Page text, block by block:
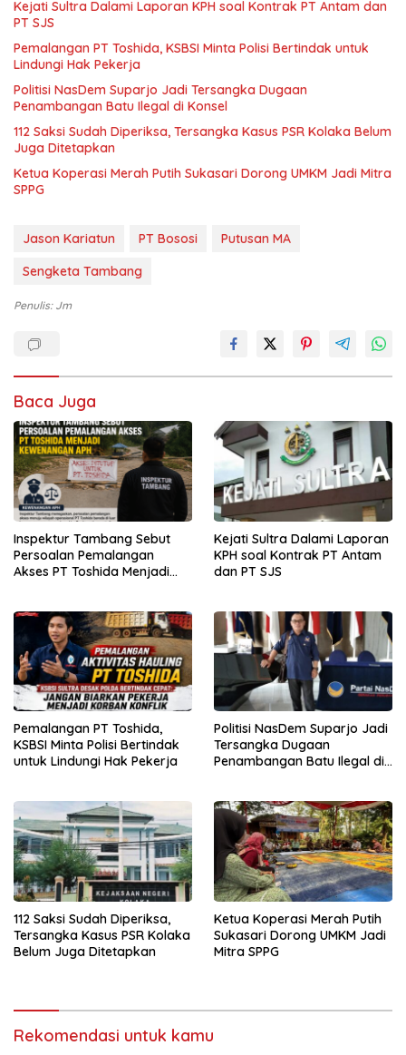
Kejati Sultra Dalami Laporan KPH soal Kontrak PT Antam dan
PT SJS
Pemalangan PT Toshida, KSBSI Minta Polisi Bertindak untuk
Lindungi Hak Pekerja
Politisi NasDem Suparjo Jadi Tersangka Dugaan
Penambangan Batu Ilegal di Konsel
112 Saksi Sudah Diperiksa, Tersangka Kasus PSR Kolaka Belum
Juga Ditetapkan
Ketua Koperasi Merah Putih Sukasari Dorong UMKM Jadi Mitra
SPPG
Jason Kariatun PT Bososi
Putusan MA
Sengketa Tambang
Penulis: Jm
Baca Juga
Inspektur Tambang Sebut
Persoalan Pemalangan
Akses PT Toshida Menjadi
Kejati Sultra Dalami Laporan
KPH soal Kontrak PT Antam
dan PT SJS
Pemalangan PT Toshida,
KSBSI Minta Polisi Bertindak
untuk Lindungi Hak Pekerja
Politisi NasDem Suparjo Jadi
Tersangka Dugaan
Penambangan Batu Ilegal di
112 Saksi Sudah Diperiksa,
Tersangka Kasus PSR Kolaka
Belum Juga Ditetapkan
Ketua Koperasi Merah Putih
Sukasari Dorong UMKM Jadi
Mitra SPPG
Rekomendasi untuk kamu